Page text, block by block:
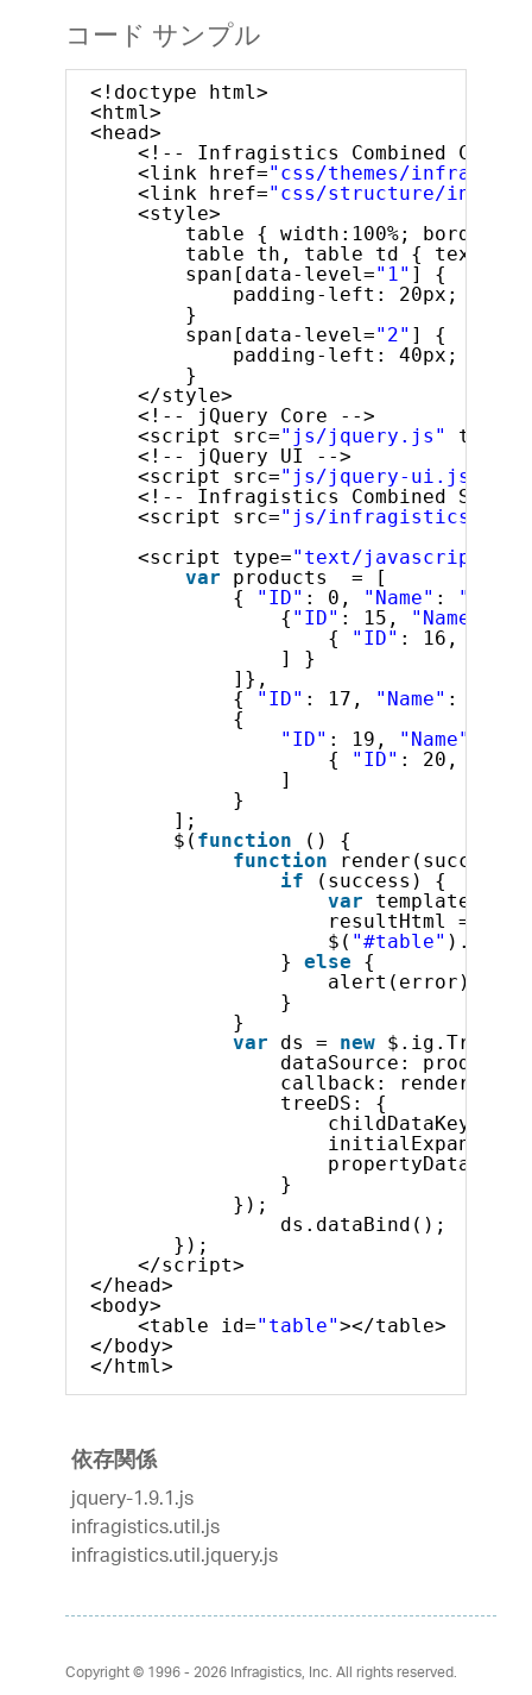
コード サンプル
<!doctype html>
<html>
<head>
<!-- Infragistics Combined CSS --
<link href="css/themes/
<link href="css/structure/
<style>
table { width:100%; border-
table th, table td { text-
span[data-level="1" ] {
padding-left: 20px;
}
span[data-level="2" ] {
padding-left: 40px;
}
</style>
<!-- jQuery Core -->
<script src="js/jquery.js" type=
<!-- jQuery UI -->
<script src="js/jquery-ui.js"
<!-- Infragistics Combined
<script src="js/
<script type="text/javascript"
var
products  = [
{
"ID" : 0, "Name" : "Food"
{ "ID" : 15, "Name"
{
"ID" : 16,
] }
]},
{
"ID" : 17, "Name" :
{
"ID" : 19, "Name"
{
"ID" : 20,
]
}
];
$( function
() {
function
if
(success) {
var
template =
resultHtml =
$( "#table"
} else
{
alert(error);
}
}
var
ds = new
dataSource: products,
callback: render,
treeDS: {
childDataKey:
}
});
ds.dataBind();
});
</script>
</head>
<body>
<table id="table"></table>
</body>
</html>
依存関係
jquery-1.9.1.js
infragistics.util.js
infragistics.util.jquery.js
Copyright © 1996 - 2026Infragistics, Inc. All rights reserved.